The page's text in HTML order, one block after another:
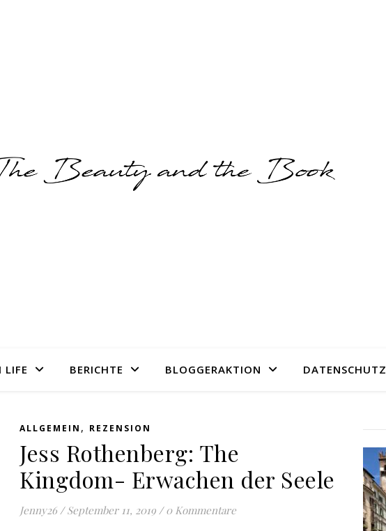
LIFE BERICHTE BLOGGERAKTION DATENSCHUTZ
ALLGEMEIN , REZENSION
Jess Rothenberg: The
Kingdom- Erwachen der Seele
Jenny26 / September 11, 2019 / 0 Kommentare